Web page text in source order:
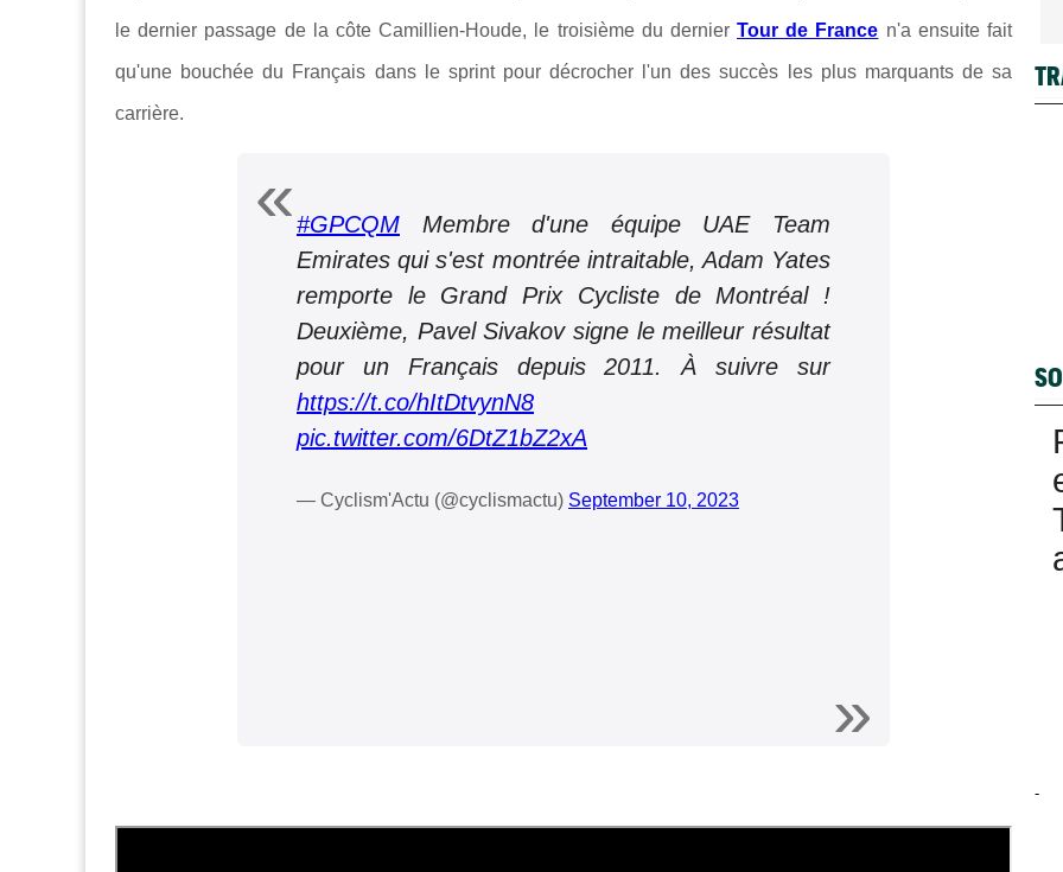
le dernier passage de la côte Camillien-Houde, le troisième du dernierTour de France n'a ensuite fait
qu'une bouchée du Français dans le sprint pour décrocher l'un des succès les plus marquants de sa
carrière.
#GPCQM Membre d'une équipe UAE Team
Emirates qui s'est montrée intraitable, Adam Yates
remporte le Grand Prix Cycliste de Montréal !
Deuxième, Pavel Sivakov signe le meilleur résultat
pour un Français depuis 2011. À suivre sur
https://t.co/hItDtvynN8
pic.twitter.com/6DtZ1bZ2xA
— Cyclism'Actu (@cyclismactu) September 10, 2023
-